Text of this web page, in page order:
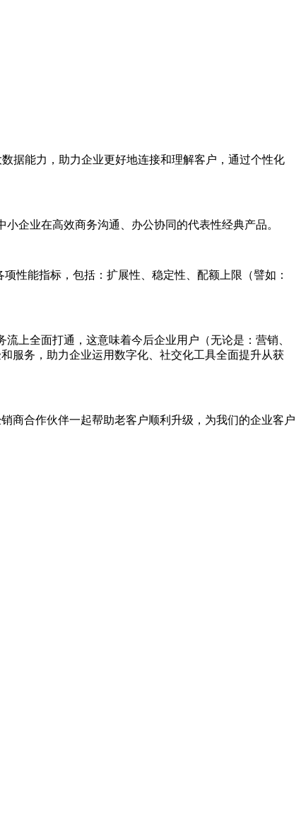
据能力，助力企业更好地连接和理解客户，通过个性化
企业在高效商务沟通、办公协同的代表性经典产品。
性能指标，包括：扩展性、稳定性、配额上限（譬如：
上全面打通，这意味着今后企业用户（无论是：营销、
服务，助力企业运用数字化、社交化工具全面提升从获
商合作伙伴一起帮助老客户顺利升级，为我们的企业客户